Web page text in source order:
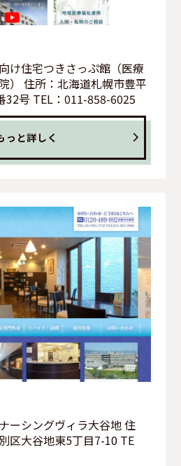
け住宅つきさっぷ館（医療
住所：北海道札幌市豊平
32号 TEL：011-858-6025
っと詳しく
ーシングヴィラ大谷地 住
区大谷地東5丁目7-10 TE